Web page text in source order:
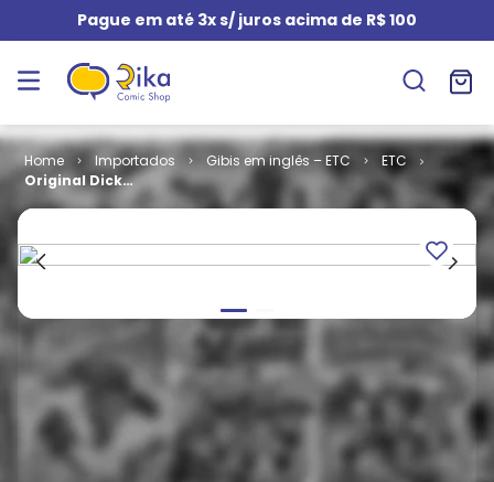
Pague em até 3x s/ juros acima de R$ 100
Importados Gibis em inglês – ETC
ETC
Original Dick
Tracy # 4